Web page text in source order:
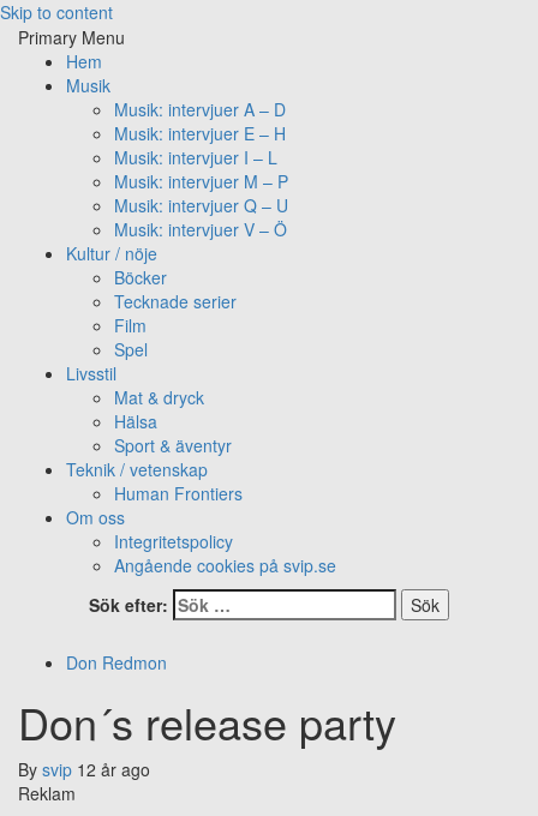
Skip to content
Primary Menu
Hem
Musik
Musik: intervjuer A – D
Musik: intervjuer E – H
Musik: intervjuer I – L
Musik: intervjuer M – P
Musik: intervjuer Q – U
Musik: intervjuer V – Ö
Kultur / nöje
Böcker
Tecknade serier
Film
Spel
Livsstil
Mat & dryck
Hälsa
Sport & äventyr
Teknik / vetenskap
Human Frontiers
Om oss
Integritetspolicy
Angående cookies på svip.se
Sök efter:
Don Redmon
Don´s release party
By svip 12 år ago
Reklam